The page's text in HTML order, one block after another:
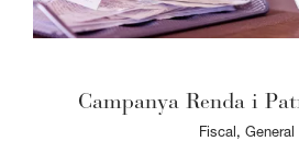
Campanya Renda i
Fiscal , General